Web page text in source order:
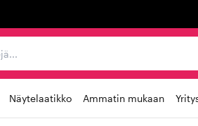
Näytelaatikko Ammatin mukaan